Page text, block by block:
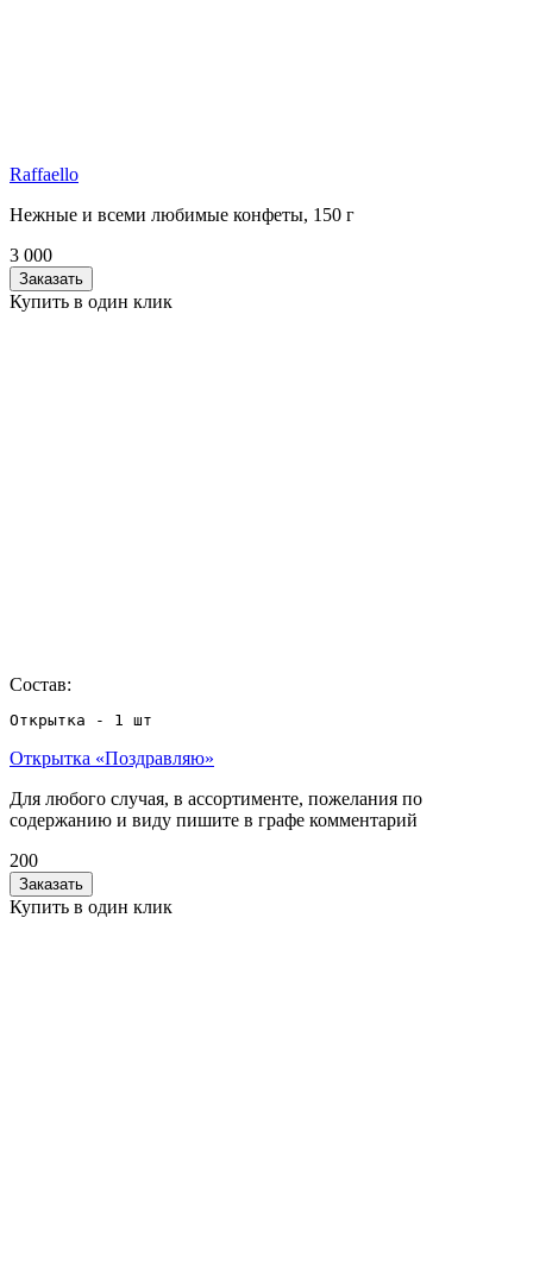
Raffaello
Нежные и всеми любимые конфеты, 150 г
3 000
Заказать
Купить в один клик
Состав:
Открытка «Поздравляю»
Для любого случая, в ассортименте, пожелания по
содержанию и виду пишите в графе комментарий
200
Заказать
Купить в один клик